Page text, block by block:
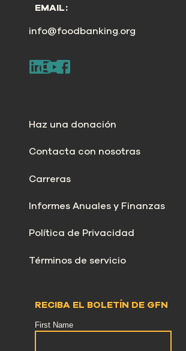
EMAIL:
info@foodbanking.org
Haz una donación
Contacta con nosotras
Carreras
Informes Anuales y Finanzas
Política de Privacidad
Términos de servicio
RECIBA EL BOLETÍN DE GFN